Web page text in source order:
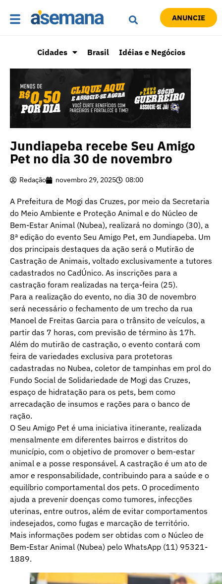
ANUNCIE
Cidades Brasil Idéias e Negócios
Jundiapeba recebe Seu Amigo
Pet no dia 30 de novembro
Redação novembro 29, 2025 08:00
A Prefeitura de Mogi das Cruzes, por meio da Secretaria
do Meio Ambiente e Proteção Animal e do Núcleo de
Bem-Estar Animal (Nubea), realizará no domingo (30), a
8ª edição do evento Seu Amigo Pet, em Jundiapeba. Um
dos principais destaques da ação será o Mutirão de
Castração de Animais, voltado exclusivamente a tutores
cadastrados no CadÚnico. As inscrições para a
castração foram realizadas na terça-feira (25).
Para a realização do evento, no dia 30 de novembro
será necessário o fechamento de um trecho da rua
Manoel de Freitas Garcia para o trânsito de veículos, a
partir das 7 horas, com previsão de término às 17h.
Além do mutirão de castração, o evento contará com
feira de variedades exclusiva para protetoras
cadastradas no Nubea, coletor de tampinhas em prol do
Fundo Social de Solidariedade de Mogi das Cruzes,
espaço de hidratação para os pets, bem como
arrecadação de insumos e rações para o banco de
ração.
O Seu Amigo Pet é uma iniciativa itinerante, realizada
mensalmente em diferentes bairros e distritos do
município, com o objetivo de promover o bem-estar
animal e a posse responsável. A castração é um ato de
amor e responsabilidade, contribuindo para a saúde e o
equilíbrio comportamental dos pets. O procedimento
ajuda a prevenir doenças como tumores, infecções
uterinas, entre outros, além de evitar comportamentos
indesejados, como fugas e marcação de território.
Mais informações podem ser obtidas com o Núcleo de
Bem-Estar Animal (Nubea) pelo WhatsApp (11) 95321-
1889.